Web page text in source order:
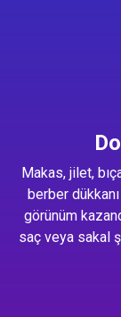
Makas, jilet,
berber
görünüm
saç veya sakal